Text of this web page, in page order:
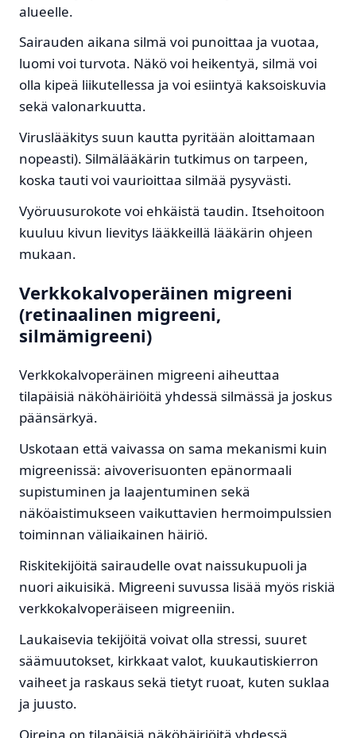
alueelle.
Sairauden aikana silmä voi punoittaa ja vuotaa,
luomi voi turvota. Näkö voi heikentyä, silmä voi
olla kipeä liikutellessa ja voi esiintyä kaksoiskuvia
sekä valonarkuutta.
Viruslääkitys suun kautta pyritään aloittamaan
nopeasti). Silmälääkärin tutkimus on tarpeen,
koska tauti voi vaurioittaa silmää pysyvästi.
Vyöruusurokote voi ehkäistä taudin. Itsehoitoon
kuuluu kivun lievitys lääkkeillä lääkärin ohjeen
mukaan.
Verkkokalvoperäinen migreeni
(retinaalinen migreeni,
silmämigreeni)
Verkkokalvoperäinen migreeni aiheuttaa
tilapäisiä näköhäiriöitä yhdessä silmässä ja joskus
päänsärkyä.
Uskotaan että vaivassa on sama mekanismi kuin
migreenissä: aivoverisuonten epänormaali
supistuminen ja laajentuminen sekä
näköaistimukseen vaikuttavien hermoimpulssien
toiminnan väliaikainen häiriö.
Riskitekijöitä sairaudelle ovat naissukupuoli ja
nuori aikuisikä. Migreeni suvussa lisää myös riskiä
verkkokalvoperäiseen migreeniin.
Laukaisevia tekijöitä voivat olla stressi, suuret
säämuutokset, kirkkaat valot, kuukautiskierron
vaiheet ja raskaus sekä tietyt ruoat, kuten suklaa
ja juusto.
Oireina on tilapäisiä näköhäiriöitä yhdessä